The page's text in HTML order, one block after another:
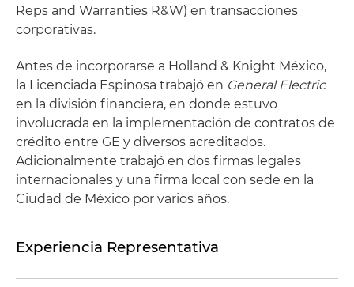
Reps and Warranties R&W) en transacciones
corporativas.
Antes de incorporarse a Holland & Knight México,
la Licenciada Espinosa trabajó en General Electric
en la división financiera, en donde estuvo
involucrada en la implementación de contratos de
crédito entre GE y diversos acreditados.
Adicionalmente trabajó en dos firmas legales
internacionales y una firma local con sede en la
Ciudad de México por varios años.
Experiencia Representativa